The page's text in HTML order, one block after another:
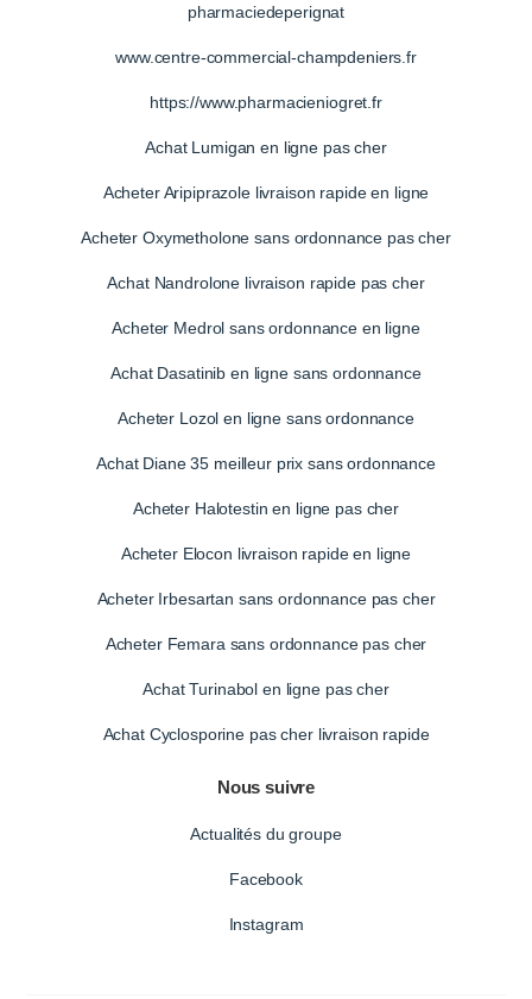
pharmaciedeperignat
www.centre-commercial-champdeniers.fr
https://www.pharmacieniogret.fr
Achat Lumigan en ligne pas cher
Acheter Aripiprazole livraison rapide en ligne
Acheter Oxymetholone sans ordonnance pas cher
Achat Nandrolone livraison rapide pas cher
Acheter Medrol sans ordonnance en ligne
Achat Dasatinib en ligne sans ordonnance
Acheter Lozol en ligne sans ordonnance
Achat Diane 35 meilleur prix sans ordonnance
Acheter Halotestin en ligne pas cher
Acheter Elocon livraison rapide en ligne
Acheter Irbesartan sans ordonnance pas cher
Acheter Femara sans ordonnance pas cher
Achat Turinabol en ligne pas cher
Achat Cyclosporine pas cher livraison rapide
Nous suivre
Actualités du groupe
Facebook
Instagram